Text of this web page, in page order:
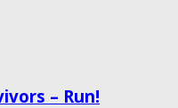
– Run!